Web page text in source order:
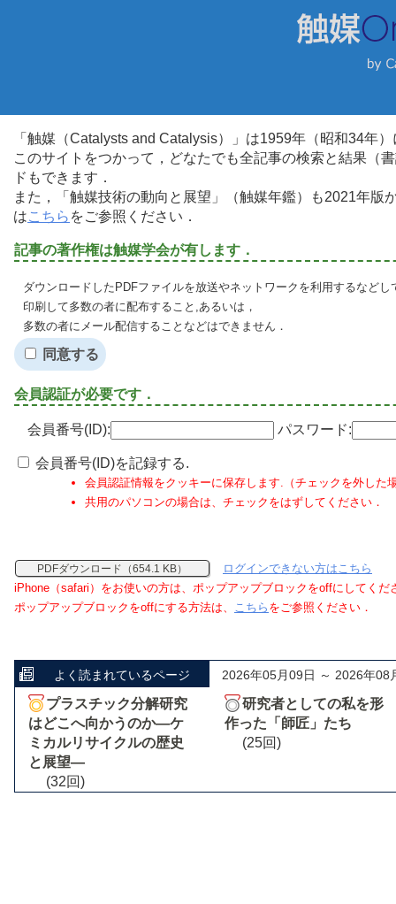
「触媒（Catalysts and Catalysis）」は1959年（昭和34年
このサイトをつかって，どなたでも全記事の検索と結果（
ドもできます．
また，「触媒技術の動向と展望」（触媒年鑑）も2021年
はこちら をご参照ください．
記事の著作権は触媒学会が有します．
ダウンロードしたPDFファイルを放送やネットワークを利用するなど
印刷して多数の者に配布すること,あるいは，
多数の者にメール配信することなどはできません．
同意する
会員認証が必要です．
会員番号(ID): パスワード:
会員番号(ID)を記録する.
会員認証情報をクッキーに保存します.（チェックを外した
共用のパソコンの場合は、チェックをはずしてください．
PDFダウンロード（654.1 KB）
ログインできない方はこちら
iPhone（safari）をお使いの方は、ポップアップブロックをoffにしてくだ
ポップアップブロックをoffにする方法は、 こちら をご参照ください．
よく読まれているページ 2026年05月09日 ～ 2026年08
プラスチック分解研究
はどこへ向かうのか―ケ
ミカルリサイクルの歴史
と展望―
(32回)
研究者としての私を形
作った「師匠」たち
(25回)